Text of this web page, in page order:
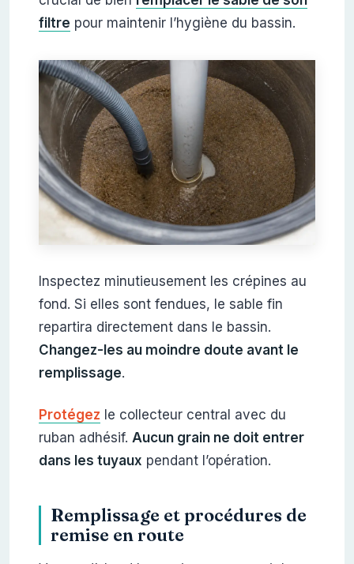
filtre pour maintenir l’hygiène du bassin.
Inspectez minutieusement les crépines au
fond. Si elles sont fendues, le sable fin
repartira directement dans le bassin.
Changez-les au moindre doute avant le
remplissage.
Protégez le collecteur central avec du
ruban adhésif. Aucun grain ne doit entrer
dans les tuyaux pendant l’opération.
Remplissage et procédures de
remise en route